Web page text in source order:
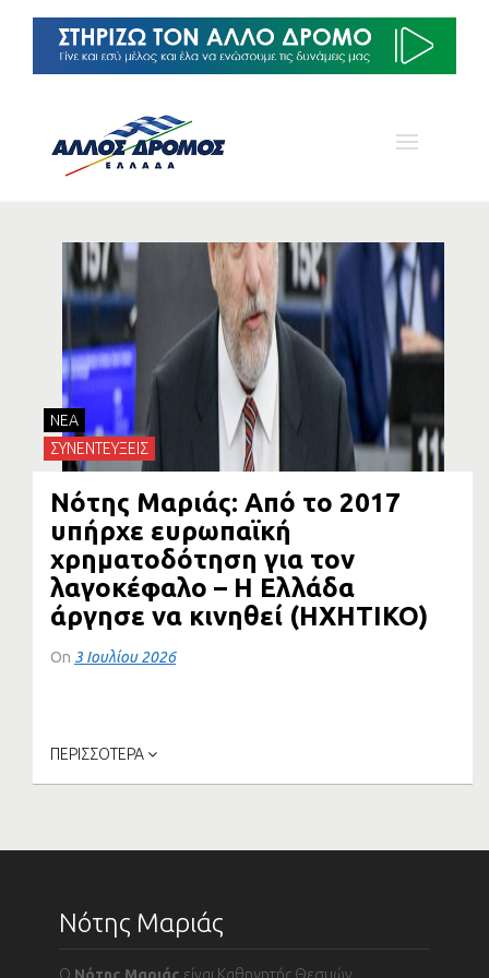
NEA
ΣΥΝΕΝΤΕΥΞΕΙΣ
Νότης Μαριάς: Από το 2017
υπήρχε ευρωπαϊκή
χρηματοδότηση για τον
λαγοκέφαλο – Η Ελλάδα
άργησε να κινηθεί (ΗΧΗΤΙΚΟ)
On 3 Ιουλίου 2026
ΠΕΡΙΣΣΟΤΕΡΑ
Νότης Μαριάς
Ο Νότης Μαριάς είναι Καθηγητής Θεσμών